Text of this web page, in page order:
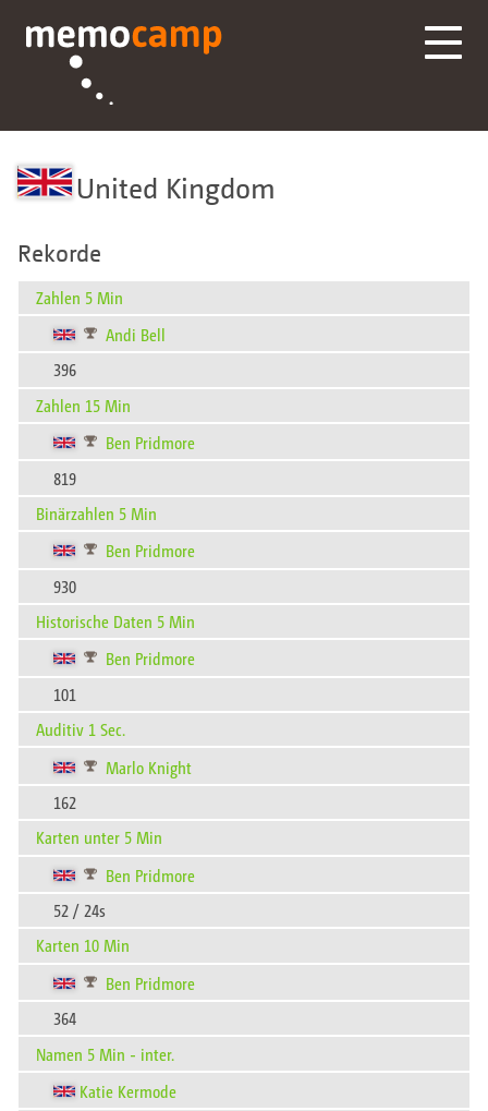
United Kingdom
Rekorde
Zahlen 5 Min
Andi Bell
396
Zahlen 15 Min
Ben Pridmore
819
Binärzahlen 5 Min
Ben Pridmore
930
Historische Daten 5 Min
Ben Pridmore
101
Auditiv 1 Sec.
Marlo Knight
162
Karten unter 5 Min
Ben Pridmore
52 / 24s
Karten 10 Min
Ben Pridmore
364
Namen 5 Min - inter.
Katie Kermode